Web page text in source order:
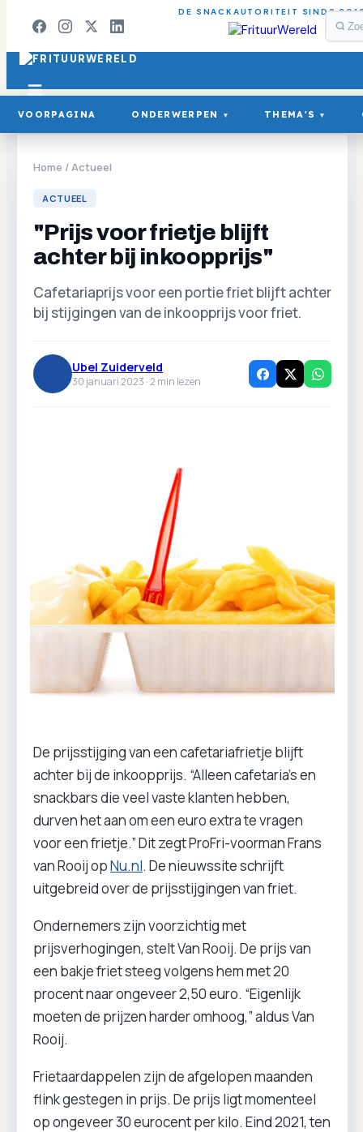
DE SNACKAUTORITEIT SINDS
VOORPAGINA ONDERWERPEN ▾ THEMA'S ▾
Home /Actueel
ACTUEEL
"Prijs voor frietje blijft
achter bij inkoopprijs"
Cafetariaprijs voor een portie friet blijft achter
bij stijgingen van de inkoopprijs voor friet.
Ubel Zuiderveld
30 januari 2023 ·2 min lezen
De prijsstijging van een cafetariafrietje blijft
achter bij de inkoopprijs. “Alleen cafetaria's en
snackbars die veel vaste klanten hebben,
durven het aan om een euro extra te vragen
voor een frietje.” Dit zegt ProFri-voorman Frans
van Rooij opNu.nl. De nieuwssite schrijft
uitgebreid over de prijsstijgingen van friet.
Ondernemers zijn voorzichtig met
prijsverhogingen, stelt Van Rooij. De prijs van
een bakje friet steeg volgens hem met 20
procent naar ongeveer 2,50 euro. “Eigenlijk
moeten de prijzen harder omhoog,” aldus Van
Rooij.
Frietaardappelen zijn de afgelopen maanden
flink gestegen in prijs. De prijs ligt momenteel
op ongeveer 30 eurocent per kilo. Eind 2021, ten